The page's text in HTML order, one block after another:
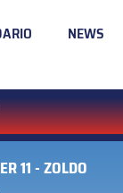
NEWS
11 - ZOLDO